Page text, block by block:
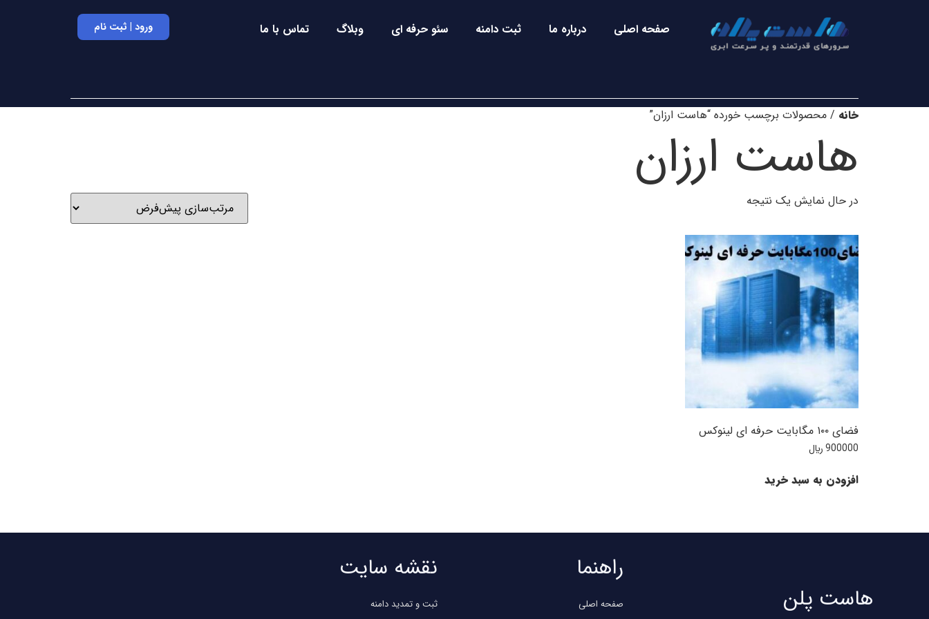
صفحه اصلی درباره ما ثبت دامنه سئو حرفه ای وبلاگ تماس با ما ورود | ثبت نام
خانه / محصولات برچسب خورده “هاست ارزان”
هاست ارزان
در حال نمایش یک نتیجه
فضای ۱۰۰ مگابایت حرفه ای لینوکس
900000﷼
افزودن به سبد خرید
هاست پلن
راهنما
صفحه اصلی
نقشه سایت
ثبت و تمدید دامنه